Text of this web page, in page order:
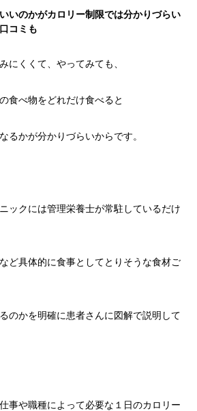
いのかがカロリー制限では分かりづらい
コミも
にくくて、やってみても、
食べ物をどれだけ食べると
るかが分かりづらいからです。
ックには管理栄養士が常駐しているだけ
ど具体的に食事としてとりそうな食材ご
のかを明確に患者さんに図解で説明して
事や職種によって必要な１日のカロリー